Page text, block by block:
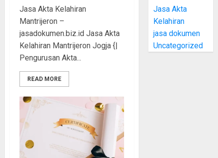
Jasa Akta Kelahiran
Mantrijeron –
jasadokumen.biz.id Jasa Akta
Kelahiran Mantrijeron Jogja {|
Pengurusan Akta...
READ MORE
Jasa Akta
Kelahiran
jasa dokumen
Uncategorized